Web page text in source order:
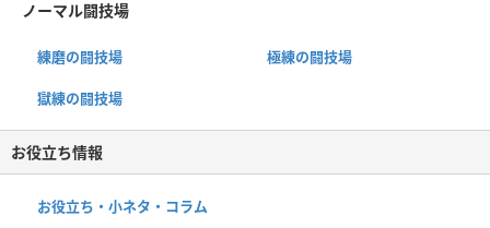
ノーマル闘技場
練磨の闘技場 極練の闘技場
獄練の闘技場
お役立ち情報
お役立ち・小ネタ・コラム